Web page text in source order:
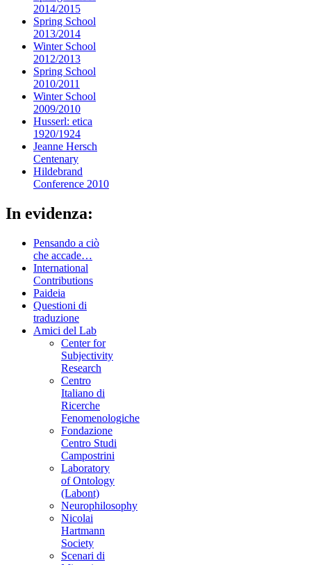
2014/2015
Spring School
2013/2014
Winter School
2012/2013
Spring School
2010/2011
Winter School
2009/2010
Husserl: etica
1920/1924
Jeanne Hersch
Centenary
Hildebrand
Conference 2010
In evidenza:
Pensando a ciò
che accade…
International
Contributions
Paideia
Questioni di
traduzione
Amici del Lab
Center for
Subjectivity
Research
Centro
Italiano di
Ricerche
Fenomenologiche
Fondazione
Centro Studi
Campostrini
Laboratory
of Ontology
(Labont)
Neurophilosophy
Nicolai
Hartmann
Society
Scenari di